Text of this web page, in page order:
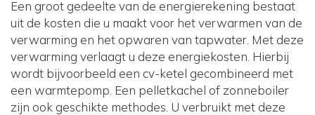
Een groot gedeelte van de energierekening bestaat
uit de kosten die u maakt voor het verwarmen van de
verwarming en het opwaren van tapwater. Met deze
verwarming verlaagt u deze energiekosten. Hierbij
wordt bijvoorbeeld een cv-ketel gecombineerd met
een warmtepomp. Een pelletkachel of zonneboiler
zijn ook geschikte methodes. U verbruikt met deze